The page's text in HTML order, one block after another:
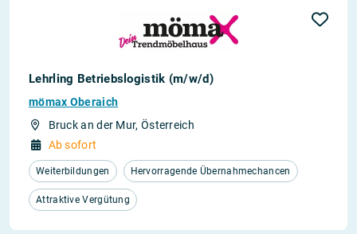
Lehrling Betriebslogistik (m/w/d)
mömax Oberaich
Bruck an der Mur, Österreich
Ab sofort
Weiterbildungen Hervorragende Übernahmechancen
Attraktive Vergütung